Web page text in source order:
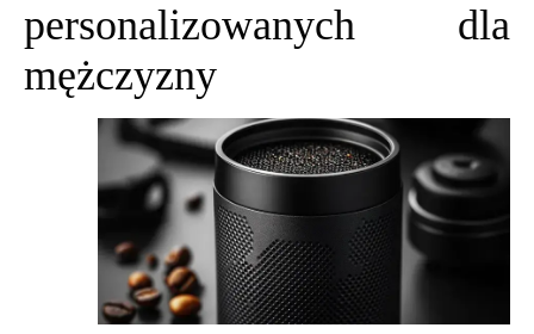
personalizowanych dla
mężczyzny